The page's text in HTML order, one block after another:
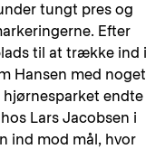
tungt pres og
Efter
til at trække ind i
Hansen med noget
endte
Lars Jacobsen i
ind mod mål, hvor